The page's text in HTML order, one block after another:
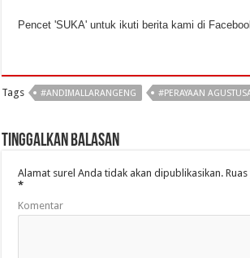
Pencet 'SUKA' untuk ikuti berita kami di
Tags #ANDIMALLARANGENG #PERAYAAN
Tinggalkan Balasan
Alamat surel Anda tidak akan dipublikasikan.
*
Komentar